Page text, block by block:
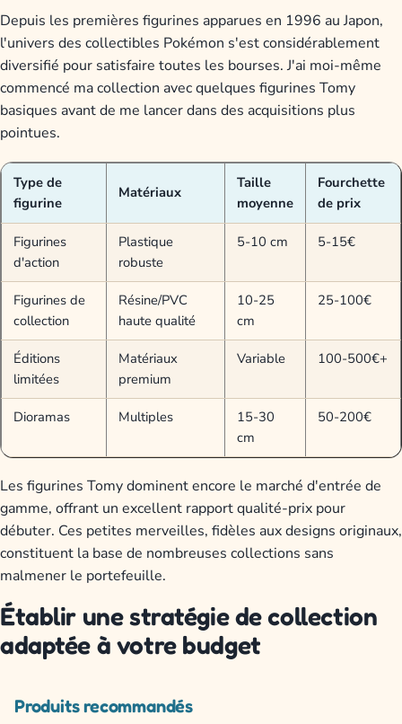
Depuis les premières figurines apparues en 1996 au Japon,
l'univers des collectibles Pokémon s'est considérablement
diversifié pour satisfaire toutes les bourses. J'ai moi-même
commencé ma collection avec quelques figurines Tomy
basiques avant de me lancer dans des acquisitions plus
pointues.
Type de
figurine
Matériaux
Taille
moyenne
Fourchette
de prix
Figurines
d'action
Plastique
robuste
5-10 cm 5-15€
Figurines de
collection
Résine/PVC
haute qualité
10-25
cm
25-100€
Éditions
limitées
Matériaux
premium
Variable 100-500€+
Dioramas Multiples
15-30
cm
50-200€
Les figurines Tomy dominent encore le marché d'entrée de
gamme, offrant un excellent rapport qualité-prix pour
débuter. Ces petites merveilles, fidèles aux designs originaux,
constituent la base de nombreuses collections sans
malmener le portefeuille.
Établir une stratégie de collection
adaptée à votre budget
Produits recommandés